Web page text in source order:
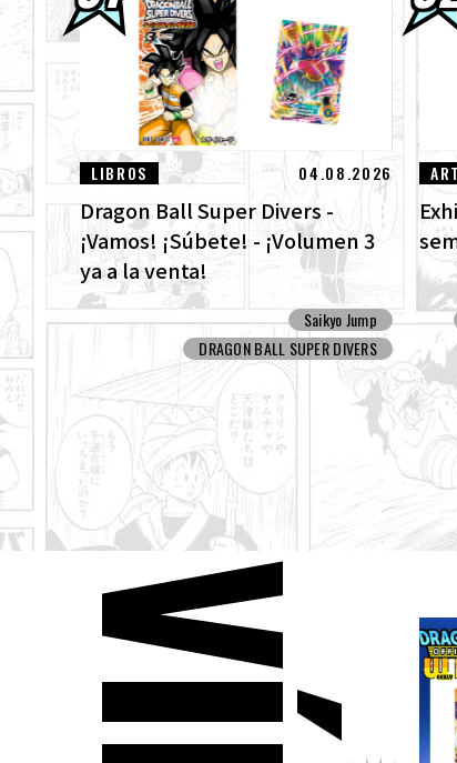
LIBROS 04.08.2026
Dragon Ball Super Divers -
¡Vamos! ¡Súbete! - ¡Volumen 3
ya a la venta!
Saikyo Jump
DRAGON BALL SUPER DIVERS